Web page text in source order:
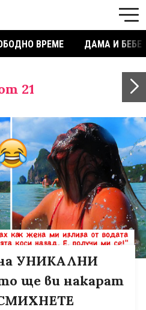
ВРЕМЕ ДАМА И БЕБЕ
21
УНИКАЛНИ
ще ви накарат